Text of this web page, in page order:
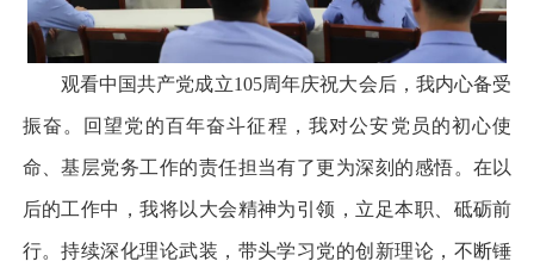
观看中国共产党成立105周年庆祝大会后，我内心备受
振奋。回望党的百年奋斗征程，我对公安党员的初心使
命、基层党务工作的责任担当有了更为深刻的感悟。在以
后的工作中，我将以大会精神为引领，立足本职、砥砺前
行。持续深化理论武装，带头学习党的创新理论，不断锤